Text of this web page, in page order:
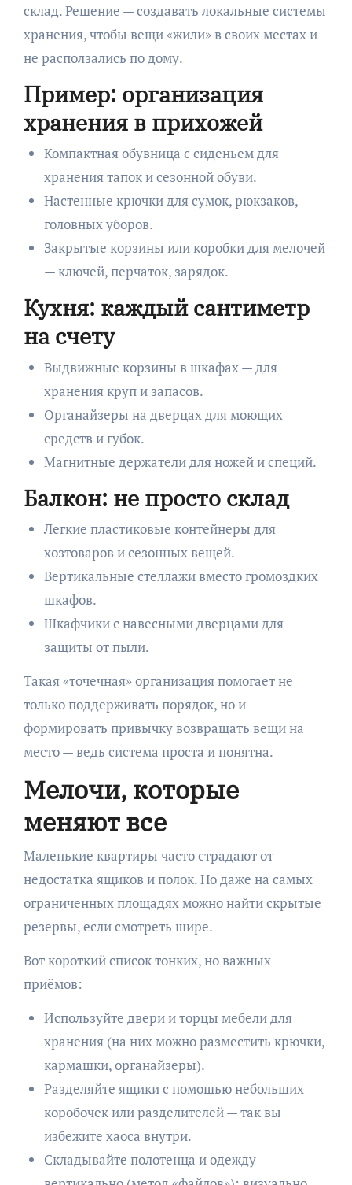
склад. Решение — создавать локальные системы
хранения, чтобы вещи «жили» в своих местах и
не расползались по дому.
Пример: организация
хранения в прихожей
Компактная обувница с сиденьем для
хранения тапок и сезонной обуви.
Настенные крючки для сумок, рюкзаков,
головных уборов.
Закрытые корзины или коробки для мелочей
— ключей, перчаток, зарядок.
Кухня: каждый сантиметр
на счету
Выдвижные корзины в шкафах — для
хранения круп и запасов.
Органайзеры на дверцах для моющих
средств и губок.
Магнитные держатели для ножей и специй.
Балкон: не просто склад
Легкие пластиковые контейнеры для
хозтоваров и сезонных вещей.
Вертикальные стеллажи вместо громоздких
шкафов.
Шкафчики с навесными дверцами для
защиты от пыли.
Такая «точечная» организация помогает не
только поддерживать порядок, но и
формировать привычку возвращать вещи на
место — ведь система проста и понятна.
Мелочи, которые
меняют все
Маленькие квартиры часто страдают от
недостатка ящиков и полок. Но даже на самых
ограниченных площадях можно найти скрытые
резервы, если смотреть шире.
Вот короткий список тонких, но важных
приёмов:
Используйте двери и торцы мебели для
хранения (на них можно разместить крючки,
кармашки, органайзеры).
Разделяйте ящики с помощью небольших
коробочек или разделителей — так вы
избежите хаоса внутри.
Складывайте полотенца и одежду